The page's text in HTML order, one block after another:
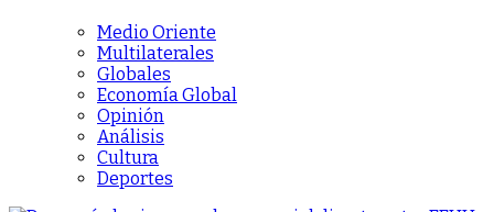
Medio Oriente
Multilaterales
Globales
Economía Global
Opinión
Análisis
Cultura
Deportes